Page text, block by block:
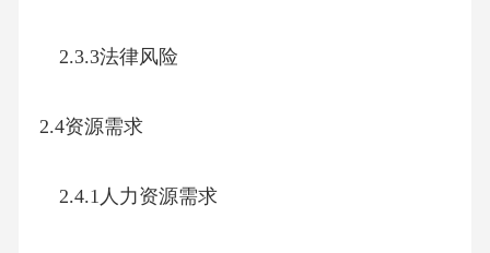
2.3.3法律风险
2.4资源需求
2.4.1人力资源需求